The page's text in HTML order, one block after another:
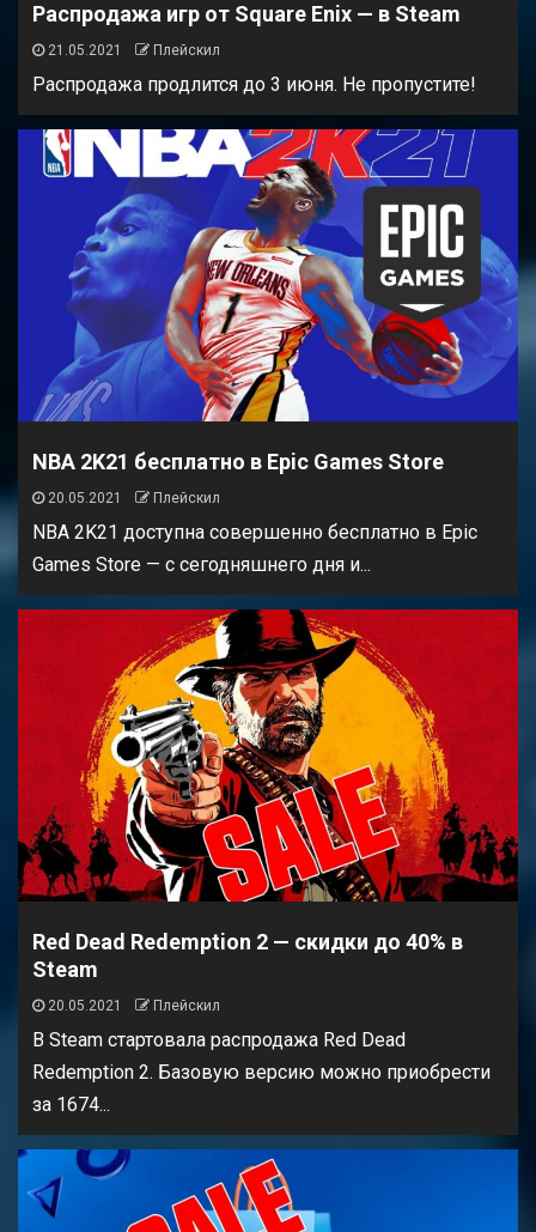
Распродажа игр от Square Enix — в Steam
21.05.2021 Плейскил
Распродажа продлится до 3 июня. Не пропустите!
NBA 2K21 бесплатно в Epic Games Store
20.05.2021 Плейскил
NBA 2K21 доступна совершенно бесплатно в Epic
Games Store — с сегодняшнего дня и...
Red Dead Redemption 2 — скидки до 40% в
Steam
20.05.2021 Плейскил
В Steam стартовала распродажа Red Dead
Redemption 2. Базовую версию можно приобрести
за 1674...